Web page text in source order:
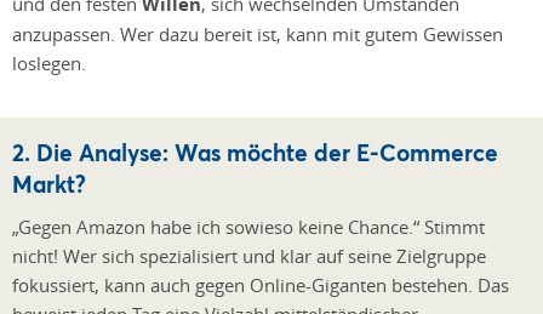
anzupassen. Wer dazu bereit ist, kann mit gutem Gewissen
loslegen.
2. Die Analyse: Was möchte der E-Commerce
Markt?
„Gegen Amazon habe ich sowieso keine Chance.“ Stimmt
nicht! Wer sich spezialisiert und klar auf seine Zielgruppe
fokussiert, kann auch gegen Online-Giganten bestehen. Das